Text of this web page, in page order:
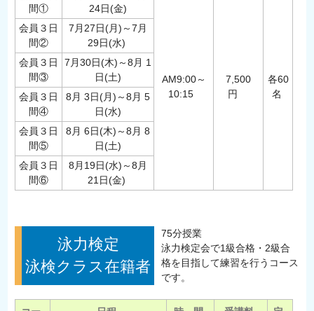
間①
24日(金)
AM9:00～
10:15
7,500
円
各60
名
会員３日
間②
7月27日(月)～7月
29日(水)
会員３日
間③
7月30日(木)～8月 1
日(土)
会員３日
間④
8月 3日(月)～8月 5
日(水)
会員３日
間⑤
8月 6日(木)～8月 8
日(土)
会員３日
間⑥
8月19日(水)～8月
21日(金)
泳力検定
泳検クラス在籍者
75分授業
泳力検定会で1級合格・2級合
格を目指して練習を行うコース
です。